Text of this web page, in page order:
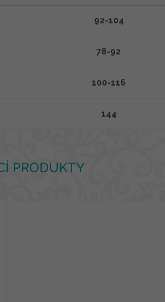
PRODUKTY
92-104
78-92
100-116
144